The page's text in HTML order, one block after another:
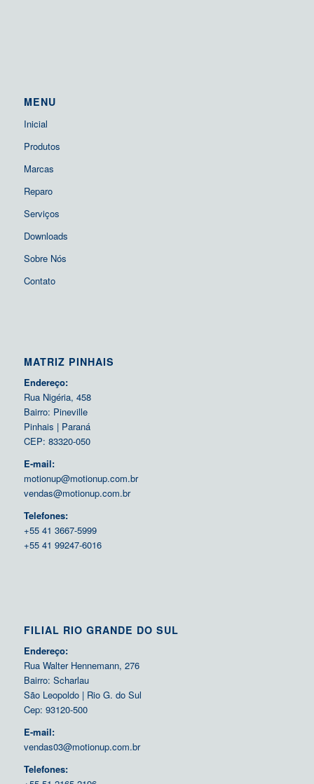
MENU
Inicial
Produtos
Marcas
Reparo
Serviços
Downloads
Sobre Nós
Contato
MATRIZ PINHAIS
Endereço:
Rua Nigéria, 458
Bairro: Pineville
Pinhais | Paraná
CEP: 83320-050
E-mail:
motionup@motionup.com.br
vendas@motionup.com.br
Telefones:
+55 41 3667-5999
+55 41 99247-6016
FILIAL RIO GRANDE DO SUL
Endereço:
Rua Walter Hennemann, 276
Bairro: Scharlau
São Leopoldo | Rio G. do Sul
Cep: 93120-500
E-mail:
vendas03@motionup.com.br
Telefones: